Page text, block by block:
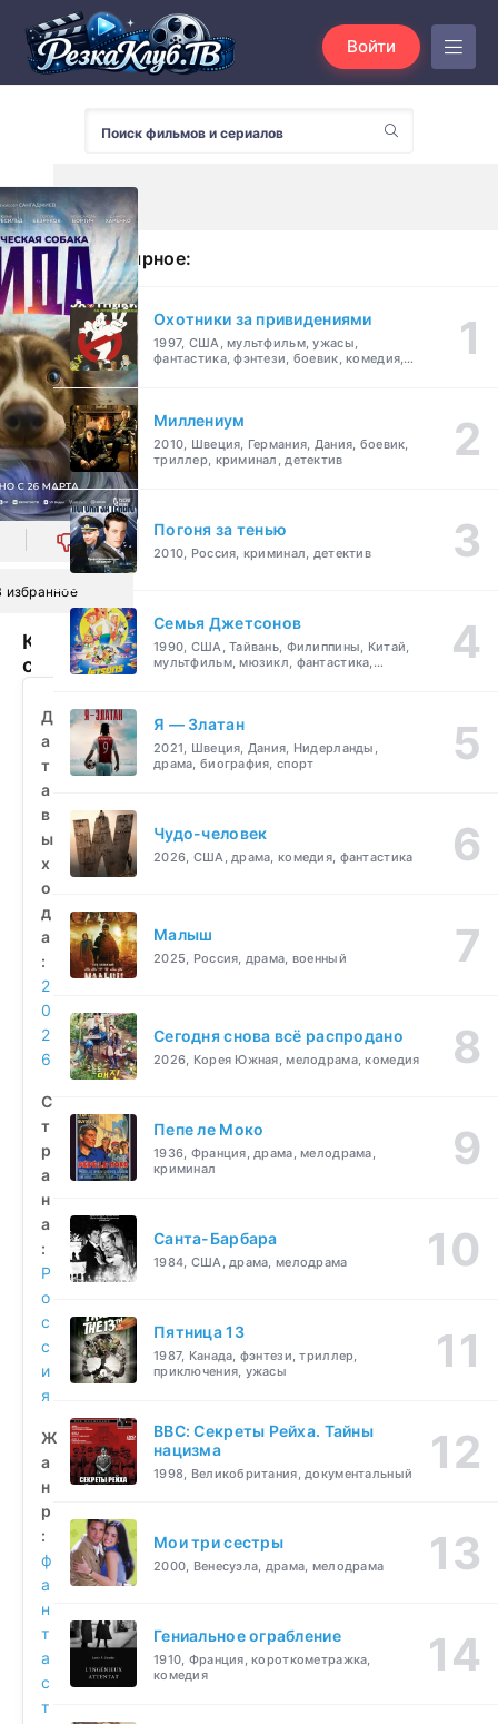
Войти
0
избранное
Космическая
собака
(2026)
смотреть
бесплатно
Д
а
т
а
в
ы
х
о
д
а
:
2
0
2
6
С
т
р
а
н
а
:
Р
о
с
с
и
я
Ж
а
н
р
:
ф
а
н
т
а
с
т
Популярное:
Охотники за привидениями
1997, США, мультфильм, ужасы,
фантастика, фэнтези, боевик, комедия,
Миллениум
2010, Швеция, Германия, Дания, боевик,
триллер, криминал, детектив
Погоня за тенью
2010, Россия, криминал, детектив
Семья Джетсонов
1990, США, Тайвань, Филиппины, Китай,
мультфильм, мюзикл, фантастика,
Я — Златан
2021, Швеция, Дания, Нидерланды,
драма, биография, спорт
Чудо-человек
2026, США, драма, комедия, фантастика
Малыш
2025, Россия, драма, военный
Сегодня снова всё распродано
2026, Корея Южная, мелодрама, комедия
Пепе ле Моко
1936, Франция, драма, мелодрама,
криминал
Санта-Барбара
1984, США, драма, мелодрама
Пятница 13
1987, Канада, фэнтези, триллер,
приключения, ужасы
BBC: Секреты Рейха. Тайны
нацизма
1998, Великобритания, документальный
Мои три сестры
2000, Венесуэла, драма, мелодрама
Гениальное ограбление
1910, Франция, короткометражка,
комедия